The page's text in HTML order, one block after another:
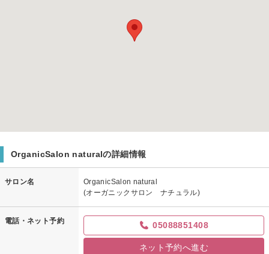
OrganicSalon naturalの詳細情報
サロン名
OrganicSalon natural
(オーガニックサロン ナチュラル)
電話・ネット予約 05088851408
ネット予約へ進む